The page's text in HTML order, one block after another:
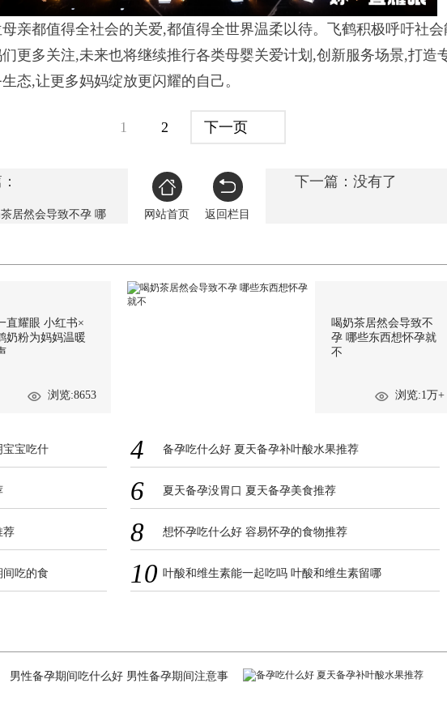
亲都值得全社会的关爱,都值得全世界温柔以待。飞鹤积极呼吁社会
更多关注,未来也将继续推行各类母婴关爱计划,创新服务场景,打造
态,让更多妈妈绽放更闪耀的自己。
1 2 下一页
居然会导致不孕 哪
网站首页 返回栏目
下一篇：没有了
直耀眼 小红书×
奶粉为妈妈温暖
浏览:8653
喝奶茶居然会导致不
孕 哪些东西想怀孕就
不
浏览:1万+
宝宝吃什 4 备孕吃什么好 夏天备孕补叶酸水果推荐
6 夏天备孕没胃口 夏天备孕美食推荐
荐 8 想怀孕吃什么好 容易怀孕的食物推荐
吃的食 10 叶酸和维生素能一起吃吗 叶酸和维生素留哪
男性备孕期间吃什么好 男性备孕期间注意事